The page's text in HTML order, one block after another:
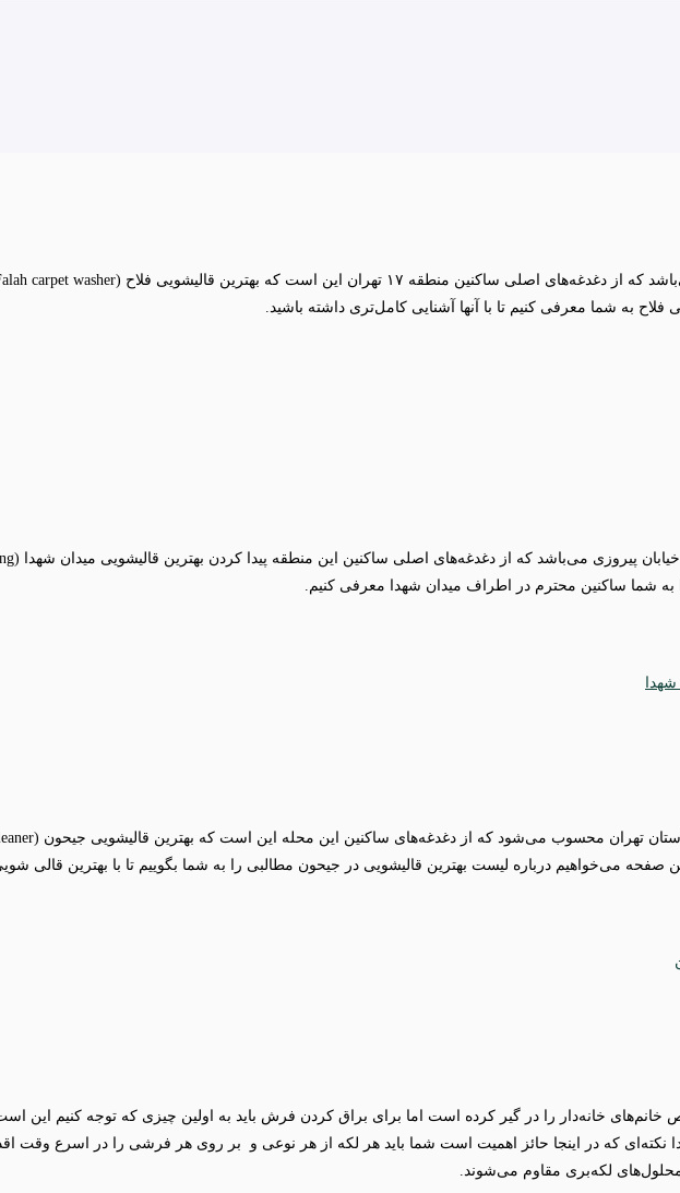
به شما معرفی کنیم تا با آنها آشنایی کامل‌تری داشته باشید.
شما ساکنین محترم در اطراف میدان شهدا معرفی کنیم.
صفحه می‌خواهیم درباره لیست بهترین قالیشویی در جیحون مطالبی را به شما بگوییم تا با بهترین قالی
خانه‌دار را در گیر کرده است اما برای براق کردن فرش باید به اولین چیزی که توجه کنیم
نکته‌ای که در اینجا حائز اهمیت است شما باید هر لکه از هر نوعی و بر روی هر فرشی را در اسرع وقت
لکه‌بری مقاوم می‌شوند.